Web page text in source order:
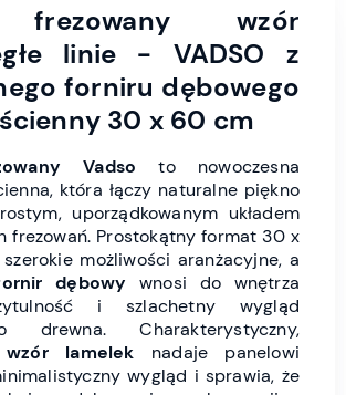
frezowany wzór
linie - VADSO z
forniru dębowego
30 x 60 cm
Vadso to nowoczesna
która łączy naturalne piękno
uporządkowanym układem
frezowań. Prostokątny format 30 x
możliwości aranżacyjne, a
dębowy wnosi do wnętrza
i szlachetny wygląd
drewna. Charakterystyczny,
lamelek nadaje panelowi
wygląd i sprawia, że